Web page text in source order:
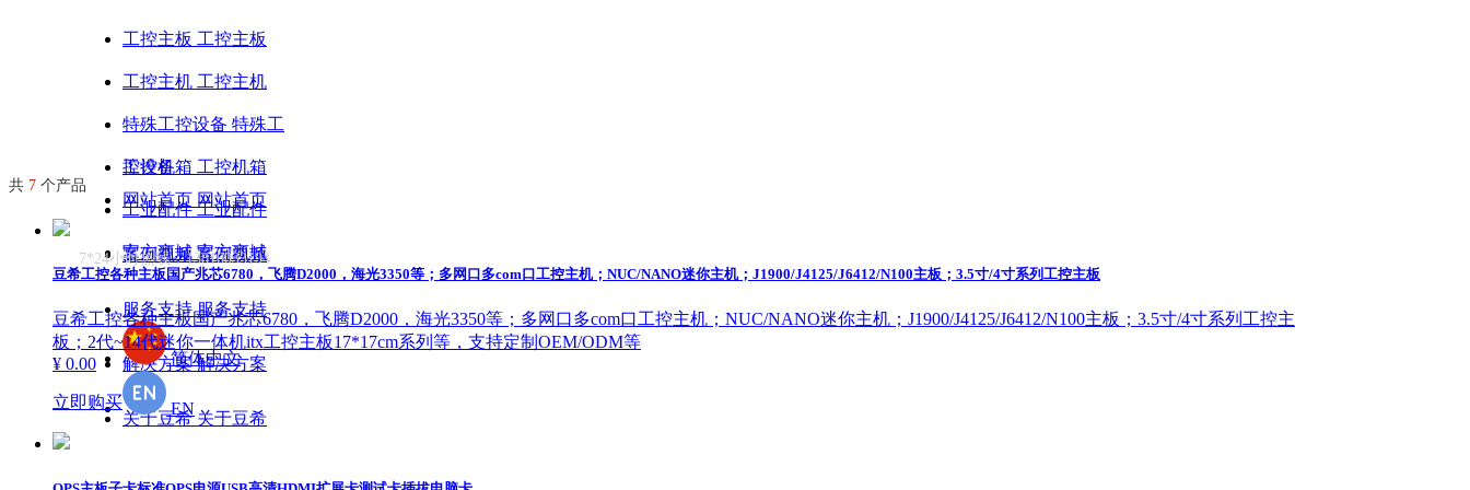
工控主板 工控主板
工控主机 工控主机
特殊工控设备 特殊工
控设备
工控机箱 工控机箱
工业配件 工业配件
官方商城 官方商城
网站首页 网站首页
案例视频 案例视频
服务支持 服务支持
解决方案 解决方案
关于豆希 关于豆希
7*24小时热线：13810033194
简体中文
EN
共 7 个产品
豆希工控各种主板国产兆芯6780，飞腾D2000，海光3350等；多网口多com口工控主机；NUC/NANO迷你主机；J1900/J4125/J6412/N100主板；3.5寸/4寸系列工控主板
豆希工控各种主板国产兆芯6780，飞腾D2000，海光3350等；多网口多com口工控主机；NUC/NANO迷你主机；J1900/J4125/J6412/N100主板；3.5寸/4寸系列工控主
板；2代~14代迷你一体机itx工控主板17*17cm系列等，支持定制OEM/ODM等
¥ 0.00
立即购买